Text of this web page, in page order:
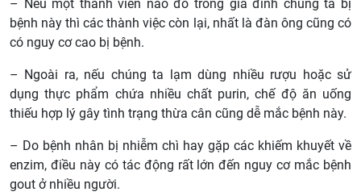
– Nếu một thành viên nào đó trong gia đình chúng ta bị
bệnh này thì các thành việc còn lại, nhất là đàn ông cũng có
có nguy cơ cao bị bệnh.
– Ngoài ra, nếu chúng ta lạm dùng nhiều rượu hoặc sử
dụng thực phẩm chứa nhiều chất purin, chế độ ăn uống
thiếu hợp lý gây tình trạng thừa cân cũng dễ mắc bệnh này.
– Do bệnh nhân bị nhiễm chì hay gặp các khiếm khuyết về
enzim, điều này có tác động rất lớn đến nguy cơ mắc bệnh
gout ở nhiều người.